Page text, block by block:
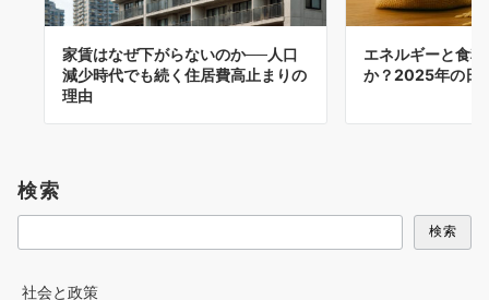
家賃はなぜ下がらないのか──人口
減少時代でも続く住居費高止まりの
理由
エネルギーと食
か？2025年の日
検索
検索
社会と政策